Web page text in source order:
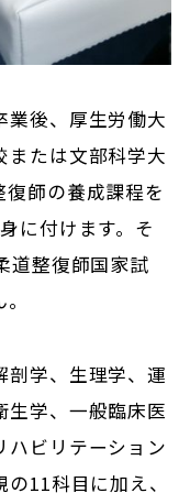
業後、厚生労働大
または文部科学大
師の養成課程を
に付けます。そ
道整復師国家試
剖学、生理学、運
生学、一般臨床医
ハビリテーション
11科目に加え、